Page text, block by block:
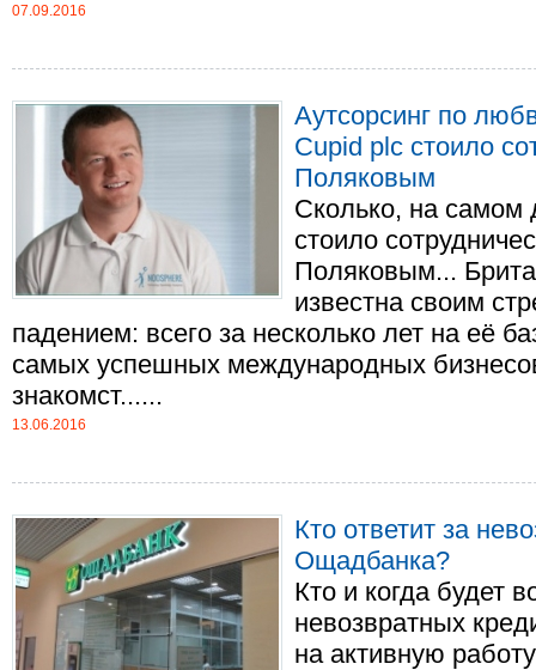
07.09.2016
Аутсорсинг по
Сupid plc стоило
Поляковым
Сколько, на самом
стоило
Поляковым...
известна своим
падением: всего за несколько лет на её
самых успешных международных
знакомст......
13.06.2016
Кто ответит за
Ощадбанка?
Кто и когда будет
невозвратных
на активную